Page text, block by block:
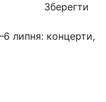
Зберегти